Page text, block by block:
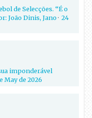
de Selecções. “É o
João Dinis, Jano·24
imponderável
May de 2026